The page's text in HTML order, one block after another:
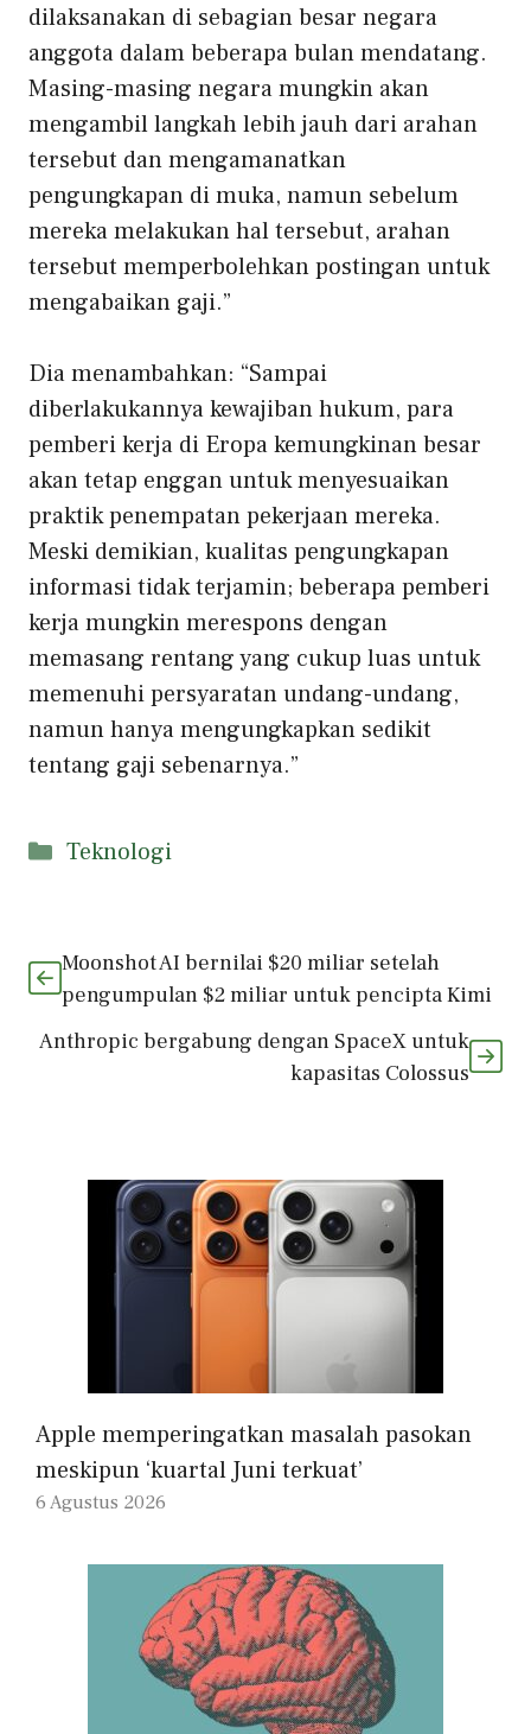
dilaksanakan di sebagian besar negara
anggota dalam beberapa bulan mendatang.
Masing-masing negara mungkin akan
mengambil langkah lebih jauh dari arahan
tersebut dan mengamanatkan
pengungkapan di muka, namun sebelum
mereka melakukan hal tersebut, arahan
tersebut memperbolehkan postingan untuk
mengabaikan gaji.”
Dia menambahkan: “Sampai
diberlakukannya kewajiban hukum, para
pemberi kerja di Eropa kemungkinan besar
akan tetap enggan untuk menyesuaikan
praktik penempatan pekerjaan mereka.
Meski demikian, kualitas pengungkapan
informasi tidak terjamin; beberapa pemberi
kerja mungkin merespons dengan
memasang rentang yang cukup luas untuk
memenuhi persyaratan undang-undang,
namun hanya mengungkapkan sedikit
tentang gaji sebenarnya.”
Kategori
Teknologi
Moonshot AI bernilai $20 miliar setelah
pengumpulan $2 miliar untuk pencipta Kimi
Anthropic bergabung dengan SpaceX untuk
kapasitas Colossus
Apple memperingatkan masalah pasokan
meskipun ‘kuartal Juni terkuat’
6 Agustus 2026